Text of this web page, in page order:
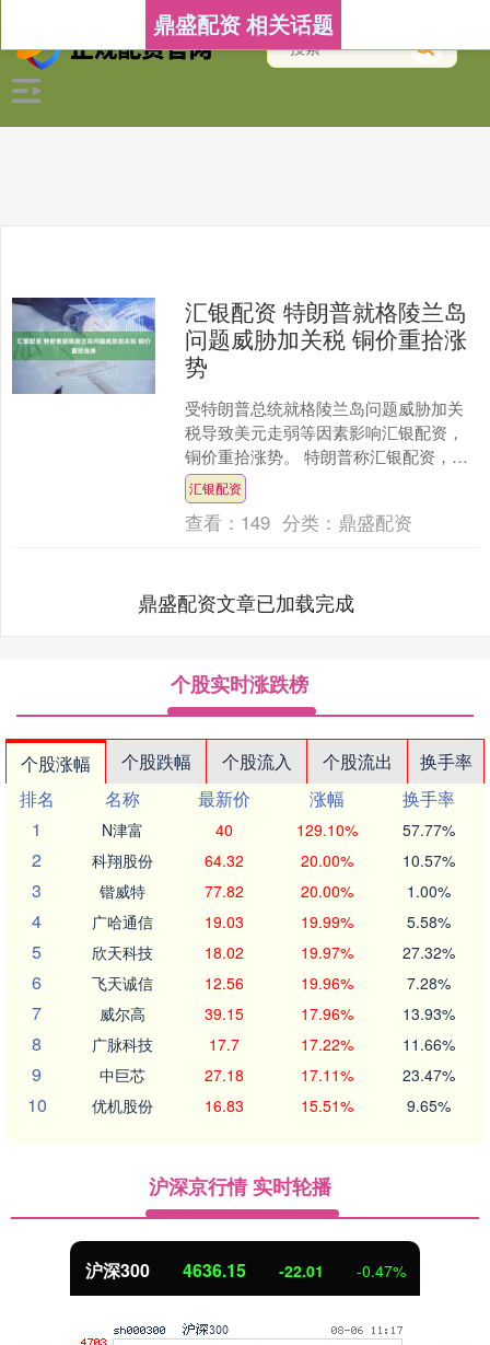
鼎盛配资 相关话题
汇银配资 特朗普就格陵兰岛
问题威胁加关税 铜价重拾涨
势
受特朗普总统就格陵兰岛问题威胁加关
税导致美元走弱等因素影响汇银配资，
铜价重拾涨势。 特朗普称汇银配资，将
对德国、英国等八个反对其收购格陵兰
岛计划的欧洲国家加关税....
汇银配资
查看： 149 分类： 鼎盛配资
鼎盛配资文章已加载完成
个股实时涨跌榜
个股涨幅 个股跌幅 个股流入 个股流出
换手率
排名
名称 最新价 涨幅
换手率
1
N津富 40 129.10% 57.77%
2 科翔股份 64.32 20.00% 10.57%
3 锴威特 77.82 20.00% 1.00%
4 广哈通信 19.03 19.99% 5.58%
5 欣天科技 18.02 19.97% 27.32%
6 飞天诚信 12.56 19.96% 7.28%
7 威尔高 39.15 17.96% 13.93%
8 广脉科技 17.7 17.22% 11.66%
9 中巨芯 27.18 17.11% 23.47%
10 优机股份 16.83 15.51% 9.65%
沪深京行情 实时轮播
沪深300 4636.15 -22.01 -0.47%